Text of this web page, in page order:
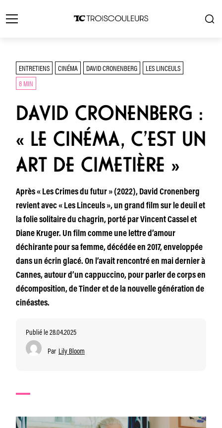
ENTRETIENS CINÉMA DAVID CRONENBERG
LES LINCEULS
8 MIN
DAVID CRONENBERG :
« LE CINÉMA, C’EST UN
ART DE CIMETIÈRE »
Après « Les Crimes du futur » (2022), David Cronenberg
revient avec « Les Linceuls », un grand film sur le deuil et
la folie solitaire du chagrin, porté par Vincent Cassel et
Diane Kruger. Un film comme une lettre d’amour
déchirante pour sa femme, décédée en 2017, enveloppée
dans un écrin glacé. On l’avait rencontré en mai dernier à
Cannes, autour d’un cappuccino, pour parler de corps en
décomposition, de Tinder et de la nouvelle génération de
cinéastes.
Publié le 28.04.2025
Par Lily Bloom